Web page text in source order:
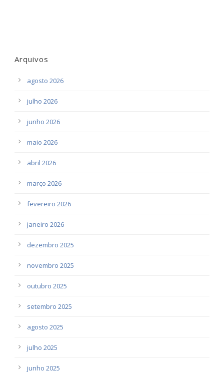
Arquivos
agosto 2026
julho 2026
junho 2026
maio 2026
abril 2026
março 2026
fevereiro 2026
janeiro 2026
dezembro 2025
novembro 2025
outubro 2025
setembro 2025
agosto 2025
julho 2025
junho 2025